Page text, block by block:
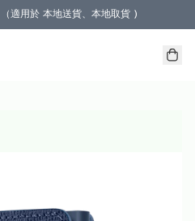
適用於 本地送貨、本地取貨 )